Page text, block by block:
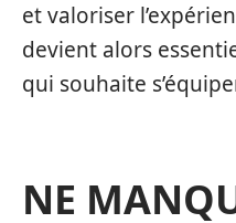
et valoriser
devient alors
qui souhaite
NE